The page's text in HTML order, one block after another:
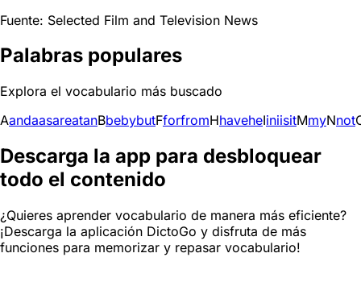
Fuente: Selected Film and Television News
Palabras populares
Explora el vocabulario más buscado
AandaasareatanBbebybutFforfromHhaveheIiniisitMmyNnot
Descarga la app para desbloquear
todo el contenido
¿Quieres aprender vocabulario de manera más eficiente?
¡Descarga la aplicación DictoGo y disfruta de más
funciones para memorizar y repasar vocabulario!